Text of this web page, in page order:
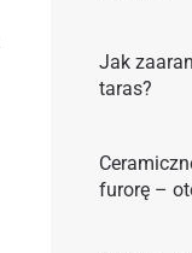
Jak
taras?
furorę –